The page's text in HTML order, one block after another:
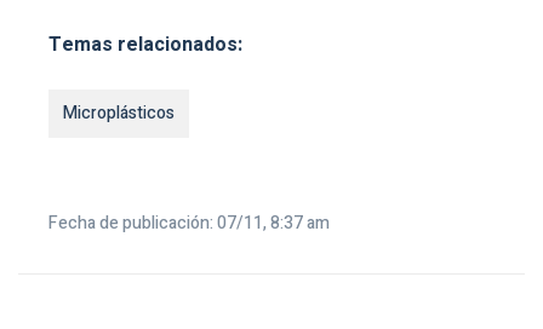
Temas relacionados:
Microplásticos
Fecha de publicación: 07/11, 8:37 am